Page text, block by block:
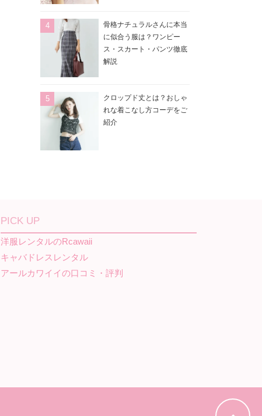
骨格ナチュラルさんに本当
に似合う服は？ワンピー
ス・スカート・パンツ徹底
解説
クロップド丈とは？おしゃ
れな着こなし方コーデをご
紹介
PICK UP
洋服レンタルのRcawaii
キャバドレスレンタル
アールカワイイの口コミ・評判